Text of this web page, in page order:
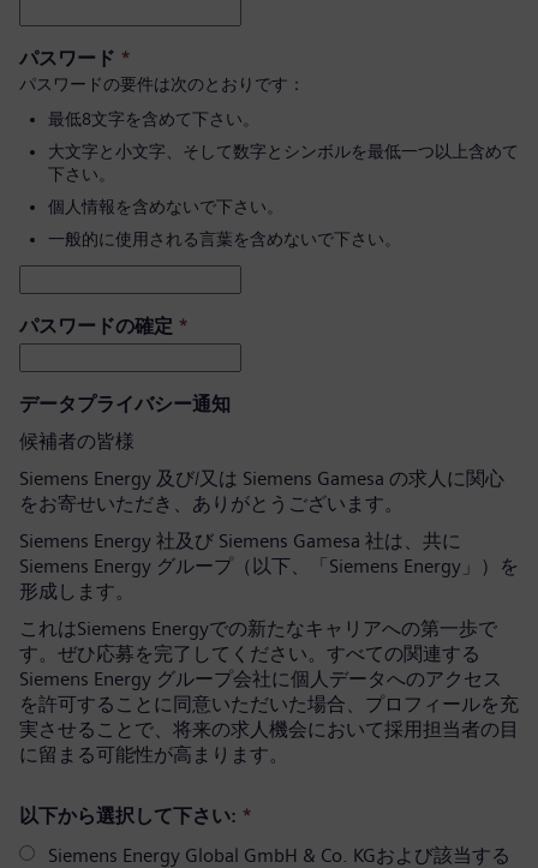
パスワード *
パスワードの要件は次のとおりです：
最低8文字を含めて下さい。
大文字と小文字、そして数字とシンボルを最低一つ以上含めて
下さい。
個人情報を含めないで下さい。
一般的に使用される言葉を含めないで下さい。
パスワードの確定 *
データプライバシー通知
候補者の皆様
Siemens Energy 及び/又は Siemens Gamesa の求人に関心
をお寄せいただき、ありがとうございます。
Siemens Energy 社及び Siemens Gamesa 社は、共に
Siemens Energy グループ（以下、「Siemens Energy」）を
形成します。
これはSiemens Energyでの新たなキャリアへの第一歩で
す。ぜひ応募を完了してください。すべての関連する
Siemens Energy グループ会社に個人データへのアクセス
を許可することに同意いただいた場合、プロフィールを充
実させることで、将来の求人機会において採用担当者の目
に留まる可能性が高まります。
以下から選択して下さい: *
Siemens Energy Global GmbH & Co. KGおよび該当する